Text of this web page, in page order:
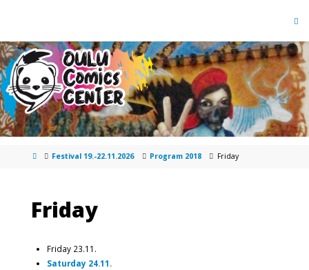
Festival 19.-22.11.2026 Program 2018 Friday
Friday
Friday 23.11.
Saturday 24.11.